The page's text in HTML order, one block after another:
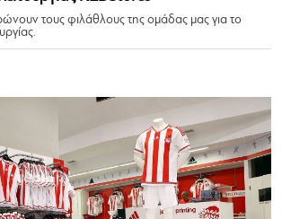
τους φιλάθλους της ομάδας μας για το